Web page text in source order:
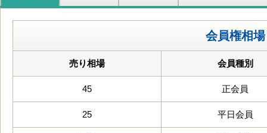
会員権相場
売り相場 会員種別
45 正会員
25 平日会員